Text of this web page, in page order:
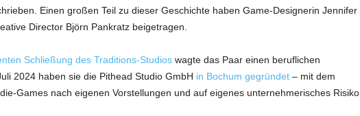
Einen großen Teil zu dieser Geschichte haben Game-Designerin Jennifer
Director Björn Pankratz beigetragen.
Schließung des Traditions-Studioswagte das Paar einen beruflichen
2024 haben sie die Pithead Studio GmbH in Bochum gegründet– mit dem
Games nach eigenen Vorstellungen und auf eigenes unternehmerisches Risiko